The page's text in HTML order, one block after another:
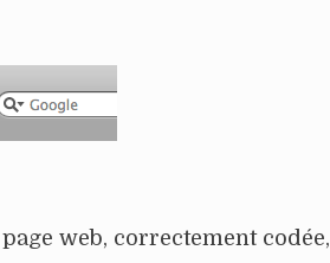
web, correctement codée,